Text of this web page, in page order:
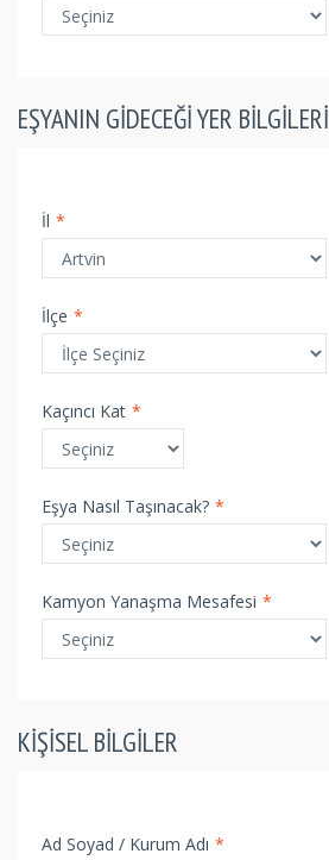
EŞYANIN GIDECEĞI YER BILGILERI
İl *
İlçe *
Kaçıncı Kat *
Eşya Nasıl Taşınacak? *
Kamyon Yanaşma Mesafesi *
KIŞISEL BILGILER
Ad Soyad / Kurum Adı *